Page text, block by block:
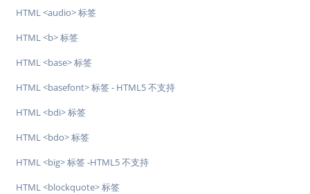
HTML <audio> 标签
HTML <b> 标签
HTML <base> 标签
HTML <basefont> 标签 - HTML5 不支持
HTML <bdi> 标签
HTML <bdo> 标签
HTML <big> 标签 -HTML5 不支持
HTML <blockquote> 标签